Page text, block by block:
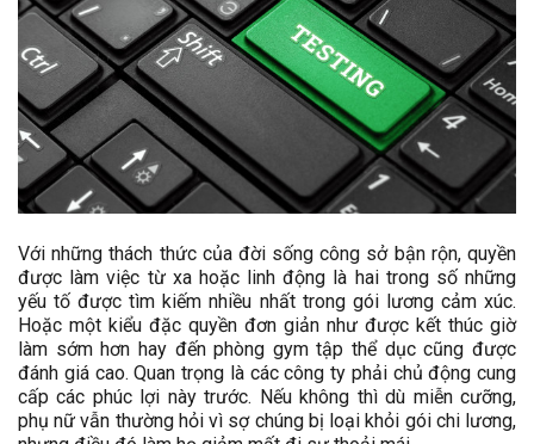
Với những thách thức của đời sống công sở bận rộn, quyền
được làm việc từ xa hoặc linh động là hai trong số những
yếu tố được tìm kiếm nhiều nhất trong gói lương cảm xúc.
Hoặc một kiểu đặc quyền đơn giản như được kết thúc giờ
làm sớm hơn hay đến phòng gym tập thể dục cũng được
đánh giá cao. Quan trọng là các công ty phải chủ động cung
cấp các phúc lợi này trước. Nếu không thì dù miễn cưỡng,
phụ nữ vẫn thường hỏi vì sợ chúng bị loại khỏi gói chi lương,